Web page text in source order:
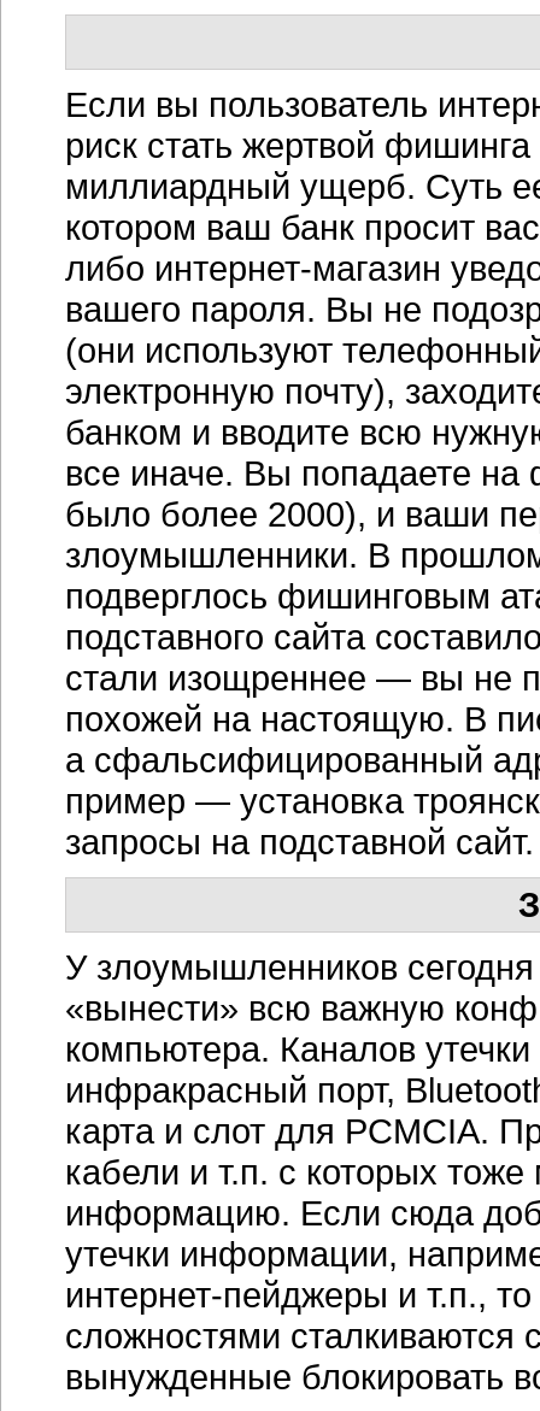
Если вы пользователь
риск стать жертвой
миллиардный ущерб. Суть
котором ваш банк просит
либо интернет-магазин
вашего пароля. Вы не
(они используют
электронную почту),
банком и вводите всю
все иначе. Вы попадаете
было более 2000), и ваши
злоумышленники. В
подверглось фишинговым
подставного сайта
стали изощреннее — вы не
похожей на настоящую. В
а сфальсифицированный
пример — установка
запросы на подставной сайт.
У злоумышленников
«вынести» всю важную
компьютера. Каналов
инфракрасный порт,
карта и слот для PCMCIA.
кабели и т.п. с которых
информацию. Если сюда
утечки информации,
интернет-пейджеры и т.п.,
сложностями
вынужденные блокировать